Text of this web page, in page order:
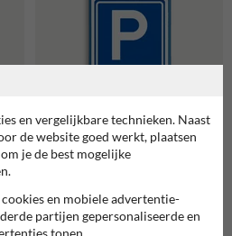
terrein met snelheid en
parkeerbord
en vergelijkbare technieken. Naast
de website goed werkt, plaatsen
je de best mogelijke
en mobiele advertentie-
partijen gepersonaliseerde en
tonen